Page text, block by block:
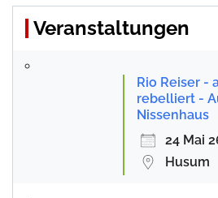
Veranstaltungen
Rio Reiser -
rebelliert -
Nissenhaus
24 Mai
Husum